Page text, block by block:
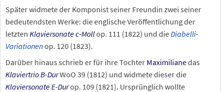
Später widmete der Komponist seiner Freundin zwei seiner
bedeutendsten Werke: die englische Veröffentlichung der
letzten Klaviersonate c-Mollop. 111 (1822) und dieDiabelli-
Variationenop. 120 (1823).
Darüber hinaus schrieb er für ihre Tochter Maximilianedas
Klaviertrio B-DurWoO 39 (1812) und widmete dieser die
Klaviersonate E-Durop. 109 (1821). Ursprünglich wollte